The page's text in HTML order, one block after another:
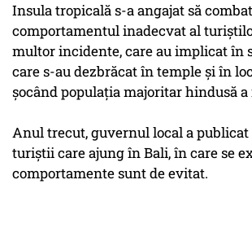
Insula tropicală s-a angajat să
comportamentul inadecvat al
multor incidente, care au implicat în
care s-au dezbrăcat în temple şi în
şocând populaţia majoritar hindusă a
Anul trecut, guvernul local a
turiştii care ajung în Bali, în care se
comportamente sunt de evitat.